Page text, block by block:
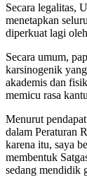
Secara legalitas,
menetapkan
diperkuat lagi
Secara umum,
karsinogenik
akademis dan
memicu rasa
Menurut
dalam Peraturan
karena itu, saya
membentuk
sedang mendidik